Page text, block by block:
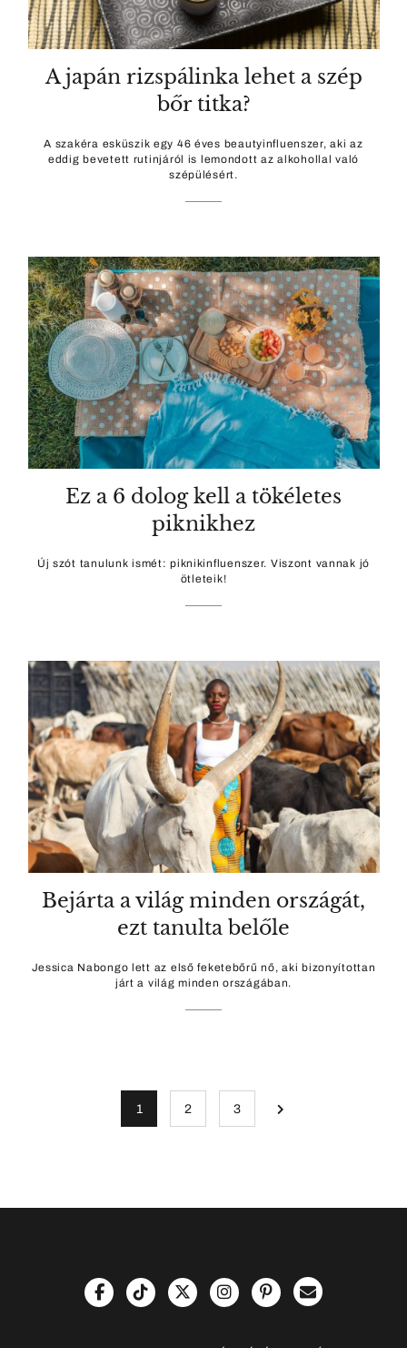
A japán rizspálinka lehet a szép
bőr titka?
A szakéra esküszik egy 46 éves beautyinfluenszer, aki az
eddig bevetett rutinjáról is lemondott az alkohollal való
szépülésért.
Ez a 6 dolog kell a tökéletes
piknikhez
Új szót tanulunk ismét: piknikinfluenszer. Viszont vannak jó
ötleteik!
Bejárta a világ minden országát,
ezt tanulta belőle
Jessica Nabongo lett az első feketebőrű nő, aki bizonyítottan
járt a világ minden országában.
1 2 3